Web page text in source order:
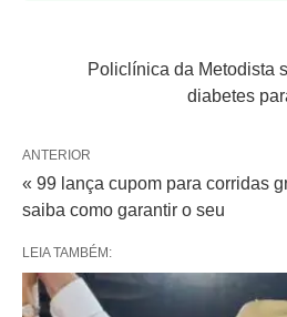
Policlínica da Metodista
diabetes
ANTERIOR
« 99 lança cupom para corridas
saiba como garantir o seu
LEIA TAMBÉM: